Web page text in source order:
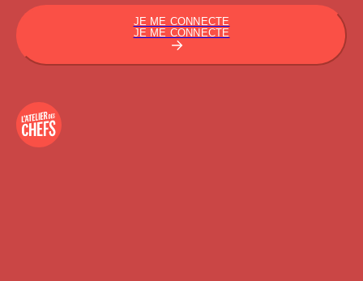
JE ME CONNECTE
JE ME CONNECTE